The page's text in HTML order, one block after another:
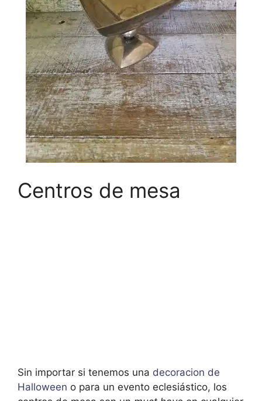
Centros de mesa
Sin importar si tenemos una decoracion de
Halloween o para un evento eclesiástico, los